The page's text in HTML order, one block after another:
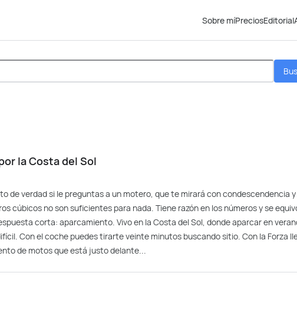
Sobre míPreciosEditorial
la Costa del Sol
de verdad si le preguntas a un motero, que te mirará con condescendencia
cúbicos no son suficientes para nada. Tiene razón en los números y se
corta: aparcamiento. Vivo en la Costa del Sol, donde aparcar en
Con el coche puedes tirarte veinte minutos buscando sitio. Con la Forza
de motos que está justo delante...